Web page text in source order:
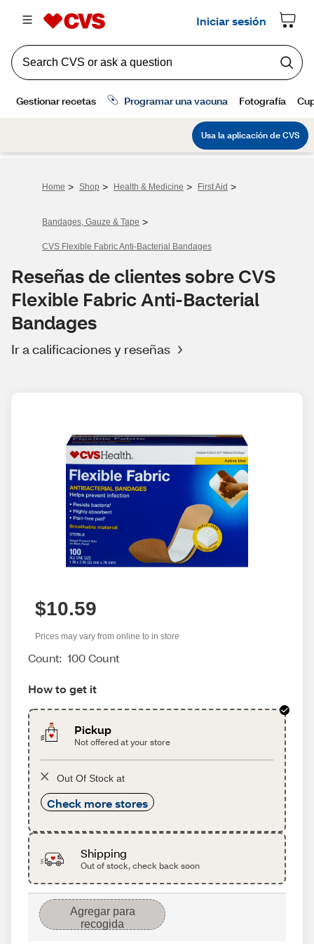
Home > Shop > Health & Medicine > First Aid >
Bandages, Gauze & Tape >
CVS Flexible Fabric Anti-Bacterial Bandages
Reseñas de clientes sobre CVS
Flexible Fabric Anti-Bacterial
Bandages
Ir a calificaciones y reseñas
$10.59
Prices may vary from online to in store
Count: 100 Count
How to get it
Pickup
Not offered at your store
Out Of Stock at
Check more stores
Shipping
Out of stock, check back soon
Agregar para
recogida